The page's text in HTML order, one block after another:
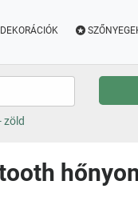
DEKORÁCIÓK
zöld